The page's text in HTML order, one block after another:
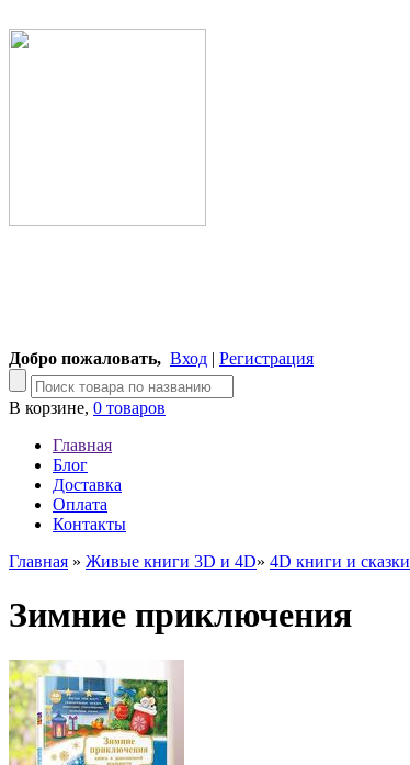
Добро пожаловать, Вход | Регистрация
В корзине, 0 товаров
Главная
Блог
Доставка
Оплата
Контакты
Главная » Живые книги 3D и 4D» 4D книги и сказки
Зимние приключения